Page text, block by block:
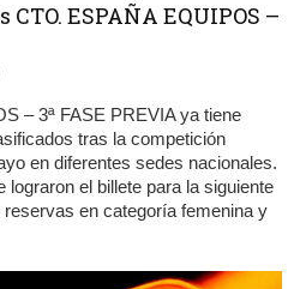
ESPAÑA EQUIPOS –
– 3ª FASE PREVIA ya tiene
tras la competición
en diferentes sedes nacionales.
el billete para la siguiente
en categoría femenina y